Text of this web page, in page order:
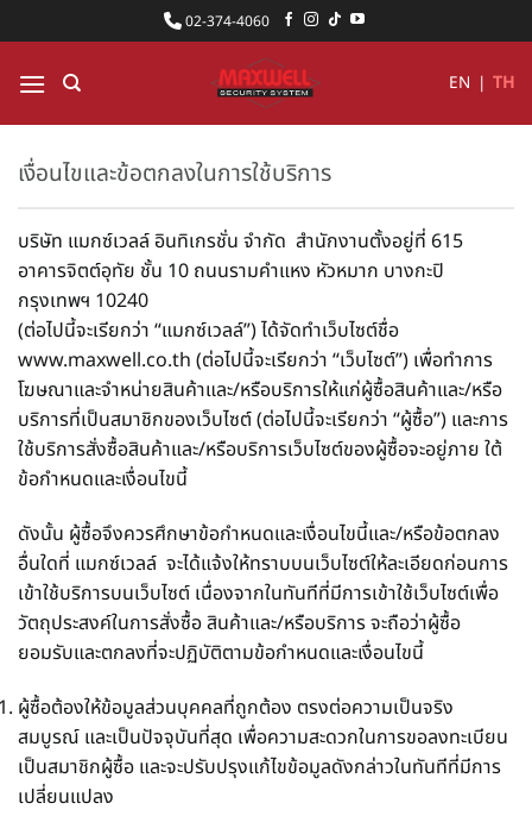
ไป
ยัง
เนื้อหา
02-374-4060
EN | TH
เงื่อนไขและข้อตกลงในการใช้บริการ
บริษัท แมกซ์เวลล์ อินทิเกรชั่น จำกัด สำนักงานตั้งอยู่ที่ 615
อาคารจิตต์อุทัย ชั้น 10 ถนนรามคำแหง หัวหมาก บางกะปิ
กรุงเทพฯ 10240
(ต่อไปนี้จะเรียกว่า “แมกซ์เวลล์”) ได้จัดทำเว็บไซต์ชื่อ
www.maxwell.co.th (ต่อไปนี้จะเรียกว่า “เว็บไซต์”) เพื่อทำการ
โฆษณาและจำหน่ายสินค้าและ/หรือบริการให้แก่ผู้ซื้อสินค้าและ/หรือ
บริการที่เป็นสมาชิกของเว็บไซต์ (ต่อไปนี้จะเรียกว่า “ผู้ซื้อ”) และการ
ใช้บริการสั่งซื้อสินค้าและ/หรือบริการเว็บไซต์ของผู้ซื้อจะอยู่ภาย ใต้
ข้อกำหนดและเงื่อนไขนี้
ดังนั้น ผู้ซื้อจึงควรศึกษาข้อกำหนดและเงื่อนไขนี้และ/หรือข้อตกลง
อื่นใดที่ แมกซ์เวลล์ จะได้แจ้งให้ทราบบนเว็บไซต์ให้ละเอียดก่อนการ
เข้าใช้บริการบนเว็บไซต์ เนื่องจากในทันทีที่มีการเข้าใช้เว็บไซต์เพื่อ
วัตถุประสงค์ในการสั่งซื้อ สินค้าและ/หรือบริการ จะถือว่าผู้ซื้อ
ยอมรับและตกลงที่จะปฏิบัติตามข้อกำหนดและเงื่อนไขนี้
ผู้ซื้อต้องให้ข้อมูลส่วนบุคคลที่ถูกต้อง ตรงต่อความเป็นจริง
สมบูรณ์ และเป็นปัจจุบันที่สุด เพื่อความสะดวกในการขอลงทะเบียน
เป็นสมาชิกผู้ซื้อ และจะปรับปรุงแก้ไขข้อมูลดังกล่าวในทันทีที่มีการ
เปลี่ยนแปลง